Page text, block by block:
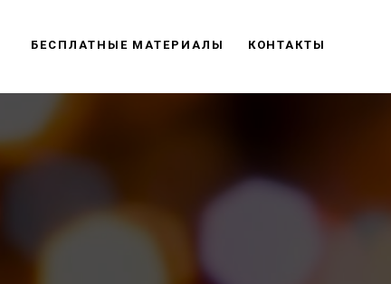
БЕСПЛАТНЫЕ МАТЕРИАЛЫ КОНТАКТЫ